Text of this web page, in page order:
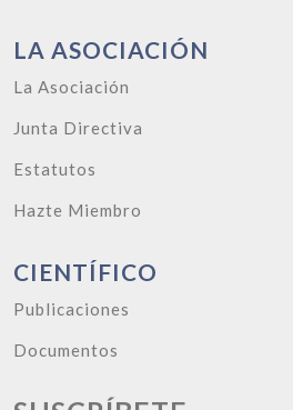
LA ASOCIACIÓN
La Asociación
Junta Directiva
Estatutos
Hazte Miembro
CIENTÍFICO
Publicaciones
Documentos